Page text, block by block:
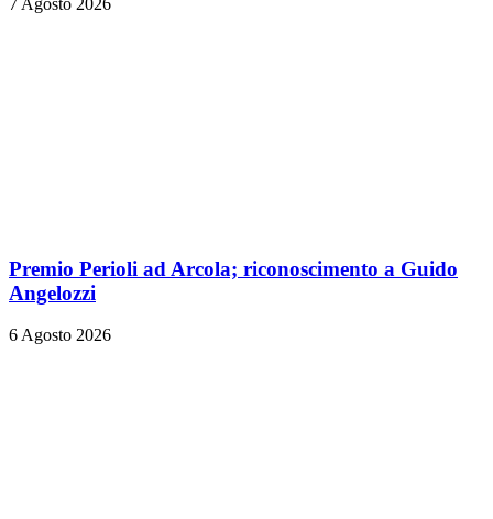
Premio Perioli ad Arcola; riconoscimento a Guido
Angelozzi
6 Agosto 2026